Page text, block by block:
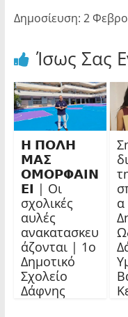
Δημοσίευση: 2
Ίσως Σας
𝝜 𝝥𝝤𝝠𝝜
𝝡𝝖𝝨
𝝤𝝡𝝤𝝦𝝫𝝖𝝞𝝢
𝝚𝝞 | Οι
σχολικές
αυλές
ανακατασκευ
άζονται | 1ο
Δημοτικό
Σχολείο
Δάφνης
α